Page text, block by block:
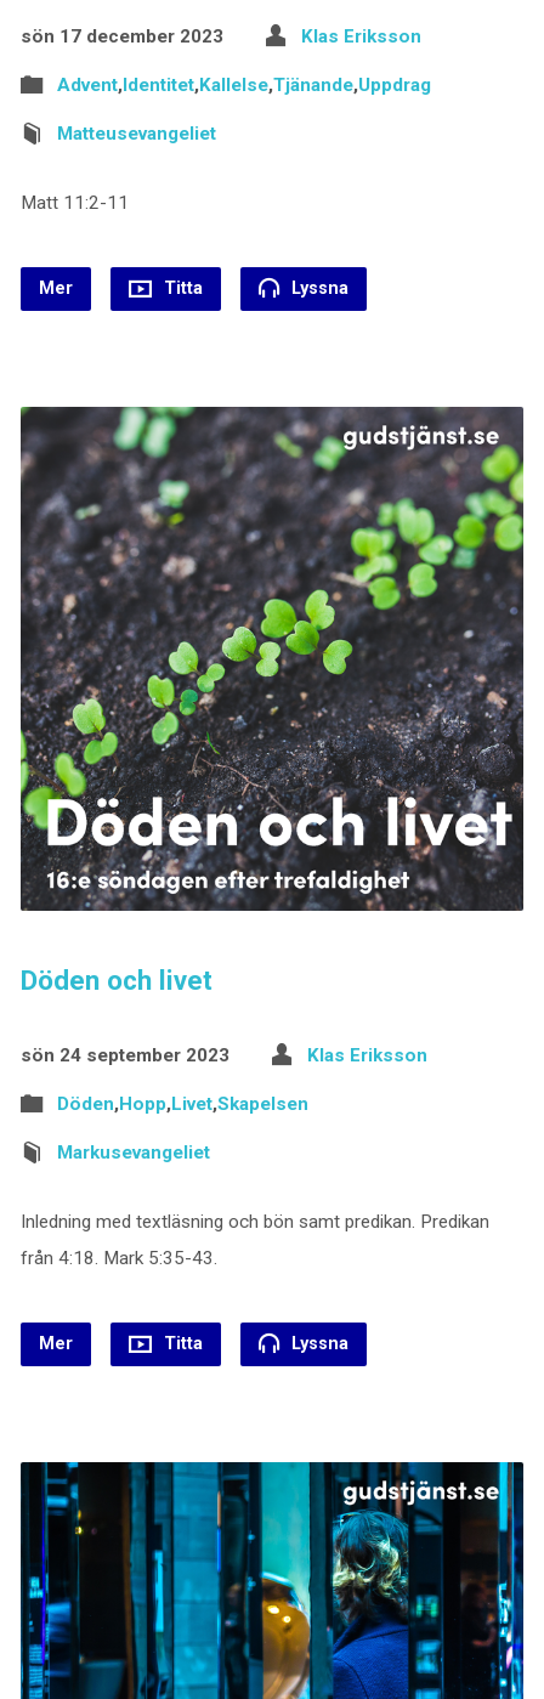
sön 17 december 2023 Klas Eriksson
Advent,Identitet,Kallelse,Tjänande,Uppdrag
Matteusevangeliet
Matt 11:2-11
Mer Titta Lyssna
Döden och livet
sön 24 september 2023 Klas Eriksson
Döden,Hopp,Livet,Skapelsen
Markusevangeliet
Inledning med textläsning och bön samt predikan. Predikan
från 4:18. Mark 5:35-43.
Mer Titta Lyssna